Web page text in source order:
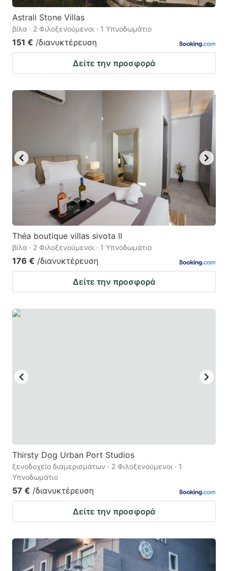
Astrali Stone Villas
βίλα · 2 Φιλοξενούμενοι · 1 Υπνοδωμάτιο
151 € /διανυκτέρευση
Δείτε την προσφορά
Théa boutique villas sivota II
βίλα · 2 Φιλοξενούμενοι · 1 Υπνοδωμάτιο
176 € /διανυκτέρευση
Δείτε την προσφορά
Thirsty Dog Urban Port Studios
ξενοδοχείο διαμερισμάτων · 2 Φιλοξενούμενοι · 1
Υπνοδωμάτιο
57 € /διανυκτέρευση
Δείτε την προσφορά